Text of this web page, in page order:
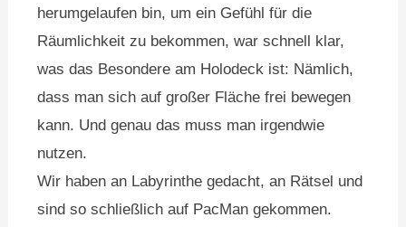
herumgelaufen bin, um ein Gefühl für die
Räumlichkeit zu bekommen, war schnell klar,
was das Besondere am Holodeck ist: Nämlich,
dass man sich auf großer Fläche frei bewegen
kann. Und genau das muss man irgendwie
nutzen.
Wir haben an Labyrinthe gedacht, an Rätsel und
sind so schließlich auf PacMan gekommen.